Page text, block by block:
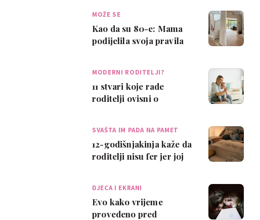
MOŽE SE
Kao da su 80-e: Mama
podijelila svoja pravila
MODERNI RODITELJI?
11 stvari koje rade
roditelji ovisni o
SVAŠTA IM PADA NA PAMET
12-godišnjakinja kaže da
roditelji nisu fer jer joj
DJECA I EKRANI
Evo kako vrijeme
provedeno pred